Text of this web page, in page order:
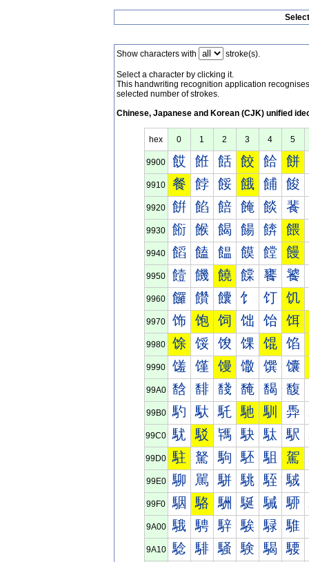
Show characters with stroke(s).
Select a character by clicking it.
This handwriting recognition application
selected number of strokes.
Chinese, Japanese and Korean (CJK) unified
hex 0 1 2 3 4 5
9900 餀 餁 餂 餃 餄 餅
9910 餐 餑 餒 餓 餔 餕
9920 餠 餡 餢 餣 餤 餥
9930 餰 餱 餲 餳 餴 餵
9940 饀 饁 饂 饃 饄 饅
9950 饐 饑 饒 饓 饔 饕
9960 饠 饡 饢 饣 饤 饥
9970 饰 饱 饲 饳 饴 饵
9980 馀 馁 馂 馃 馄 馅
9990 馐 馑 馒 馓 馔 馕
99A0 馠 馡 馢 馣 馤 馥
99B0 馰 馱 馲 馳 馴 馵
99C0 駀 駁 駂 駃 駄 駅
99D0 駐 駑 駒 駓 駔 駕
99E0 駠 駡 駢 駣 駤 駥
99F0 駰 駱 駲 駳 駴 駵
9A00 騀 騁 騂 騃 騄 騅
9A10 騐 騑 騒 験 騔 騕